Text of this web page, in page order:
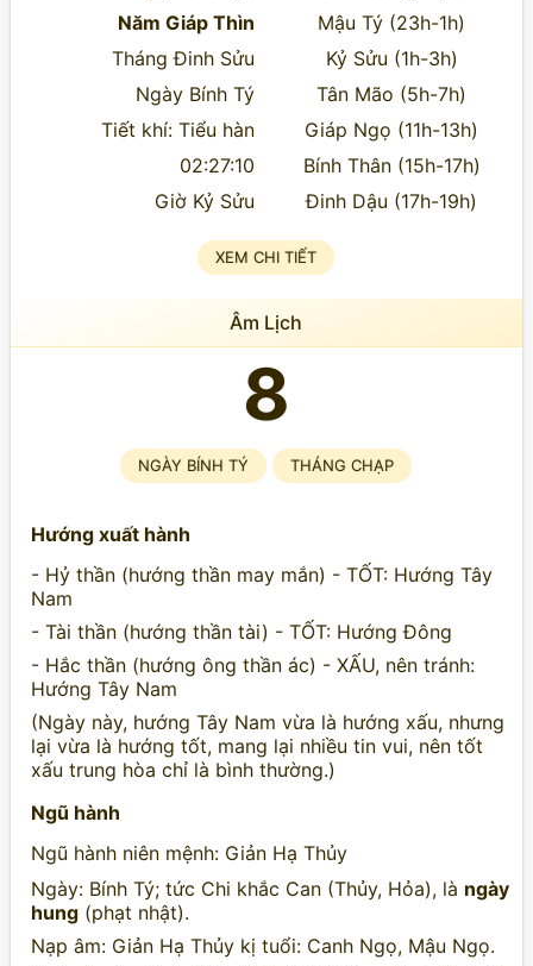
Năm Giáp Thìn
Tháng Đinh Sửu
Ngày Bính Tý
Tiết khí: Tiểu hàn
02:27:10
Giờ Kỷ Sửu
Mậu Tý (23h-1h)
Kỷ Sửu (1h-3h)
Tân Mão (5h-7h)
Giáp Ngọ (11h-13h)
Bính Thân (15h-17h)
Đinh Dậu (17h-19h)
XEM CHI TIẾT
Âm Lịch
8
NGÀY BÍNH TÝ THÁNG CHẠP
Hướng xuất hành
- Hỷ thần (hướng thần may mắn) - TỐT: Hướng Tây
Nam
- Tài thần (hướng thần tài) - TỐT: Hướng Đông
- Hắc thần (hướng ông thần ác) - XẤU, nên tránh:
Hướng Tây Nam
(Ngày này, hướng Tây Nam vừa là hướng xấu, nhưng
lại vừa là hướng tốt, mang lại nhiều tin vui, nên tốt
xấu trung hòa chỉ là bình thường.)
Ngũ hành
Ngũ hành niên mệnh: Giản Hạ Thủy
Ngày: Bính Tý; tức Chi khắc Can (Thủy, Hỏa), là ngày
hung(phạt nhật).
Nạp âm: Giản Hạ Thủy kị tuổi: Canh Ngọ, Mậu Ngọ.